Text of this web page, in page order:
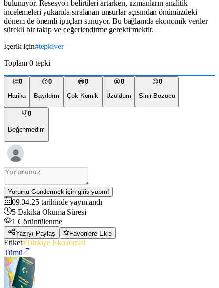
bulunuyor. Resesyon belirtileri artarken, uzmanların analitik
incelemeleri yukarıda sıralanan unsurlar açısından önümüzdeki
dönem de önemli ipuçları sunuyor. Bu bağlamda ekonomik veriler
sürekli bir takip ve değerlendirme gerektirmektir.
İçerik için#tepkiver
Toplam 0 tepki
👏0
Harika
😍0
Bayıldım
😂0
Çok Komik
😭0
Üzüldüm
😡0
Sinir Bozucu
👎0
Beğenmedim
Yorumu Göndermek için giriş yapın!
09.04.25 tarihinde yayınlandı
5 Dakika Okuma Süresi
1 Görüntülenme
Yazıyı Paylaş Favorilere Ekle
Etiket#Türkiye Ekonomisi
Tümü